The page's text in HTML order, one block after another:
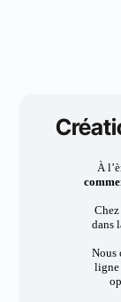
À
dans
Nous
ligne